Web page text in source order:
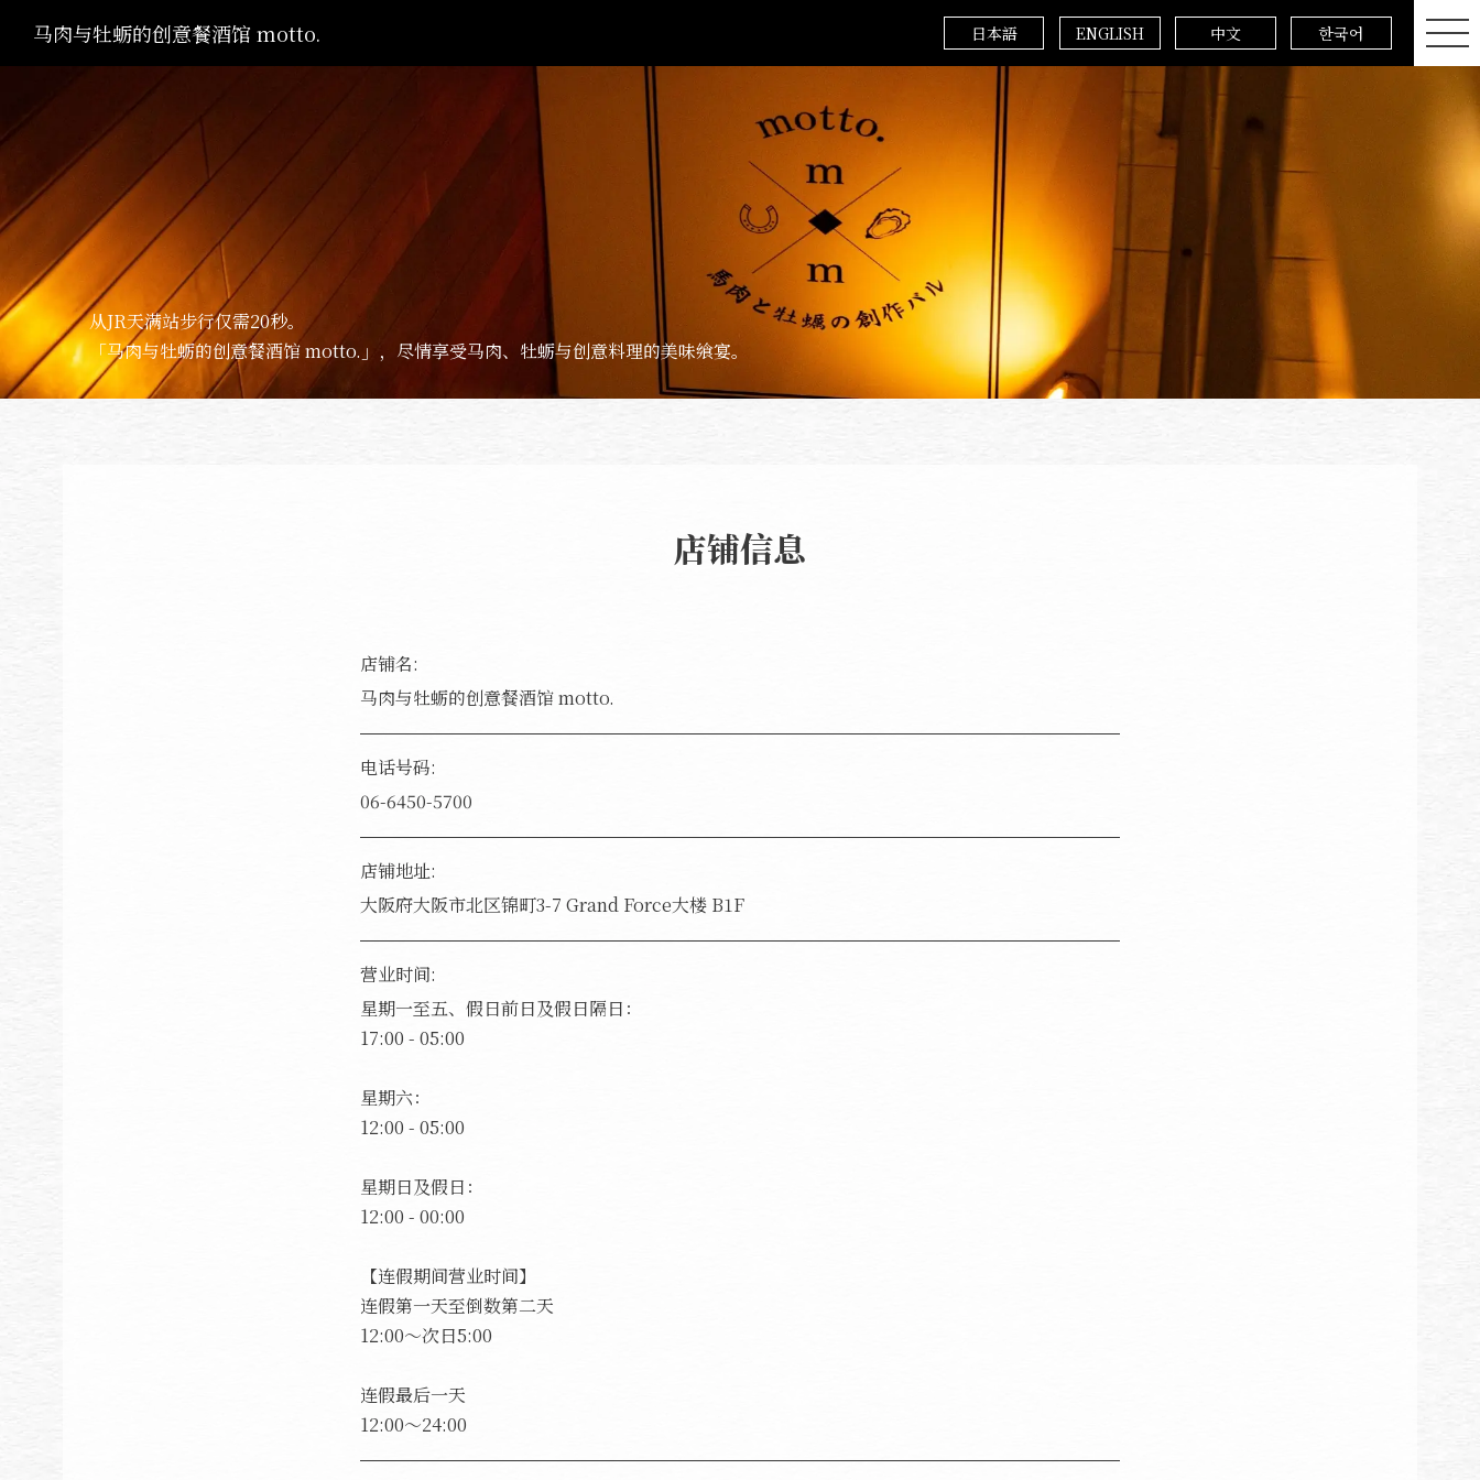
马肉与牡蛎的创意餐酒馆 motto. 日本語 ENGLISH 中文 한국어
从JR天满站步行仅需20秒。
「马肉与牡蛎的创意餐酒馆 motto.」，尽情享受马肉、牡蛎与创意料理的美味飨宴。
店铺信息
店铺名:
马肉与牡蛎的创意餐酒馆 motto.
电话号码:
06-6450-5700
店铺地址:
大阪府大阪市北区锦町3-7 Grand Force大楼 B1F
营业时间:
星期一至五、假日前日及假日隔日：
17:00 - 05:00
星期六：
12:00 - 05:00
星期日及假日：
12:00 - 00:00
【连假期间营业时间】
连假第一天至倒数第二天
12:00～次日5:00
连假最后一天
12:00～24:00